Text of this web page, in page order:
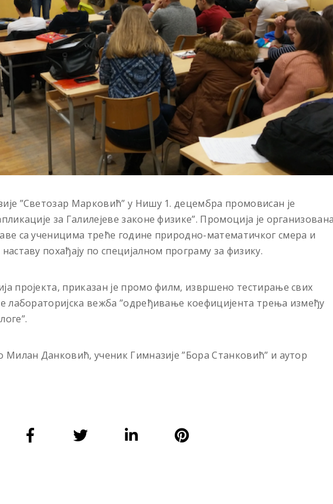
”Светозар Марковић” у Нишу 1. децембра промовисан је
за Галилејеве законе физике”. Промоција је организована
са ученицима треће године природно-математичког смера и
похађају по специјалном програму за физику.
пројекта, приказан је промо филм, извршено тестирање свих
лабораторијска вежба ”одређивање коефицијента трења између
Милан Данковић, ученик Гимназије ”Бора Станковић” и аутор